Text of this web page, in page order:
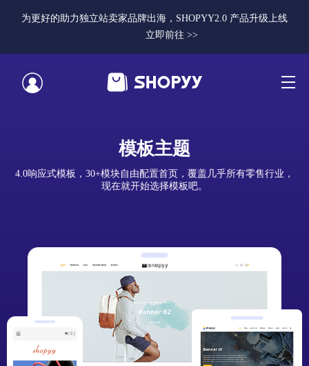
为更好的助力独立站卖家品牌出海，SHOPYY2.0 产品升级上线
立即前往 >>
模板主题
4.0响应式模板，30+模块自由配置首页，覆盖几乎所有零售行业，
现在就开始选择模板吧。